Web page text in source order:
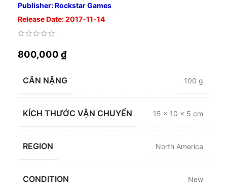
Publisher: Rockstar Games
Release Date: 2017-11-14
800,000 ₫
CÂN NẶNG 100 g
KÍCH THƯỚC VẬN CHUYỂN 15 × 10 × 5 cm
REGION North America
CONDITION New